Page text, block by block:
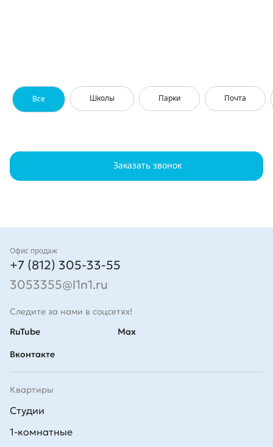
Все Школы Парки Почта
Заказать звонок
Контакты
Офис продаж
+7 (812) 305-33-55
3053355@l1n1.ru
Следите за нами в соцсетях!
RuTube
Вконтакте
Max
Квартиры
Студии
1-комнатные